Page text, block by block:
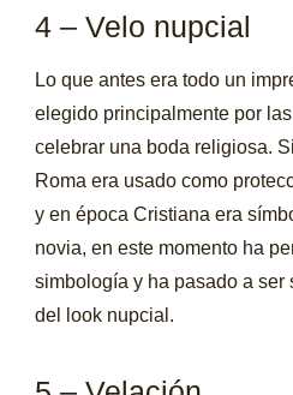
4 – Velo nupcial
Lo que antes era todo un
elegido principalmente por
celebrar una boda religiosa.
Roma era usado como
y en época Cristiana era
novia, en este momento ha
simbología y ha pasado a ser
del look nupcial.